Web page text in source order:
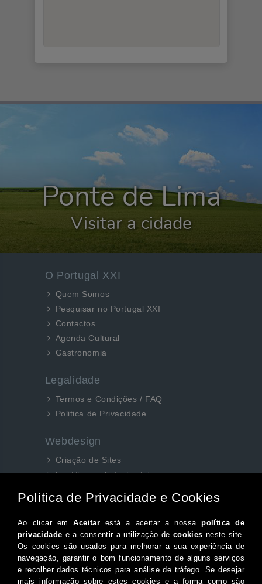
Ponte de Lima
Visitar a cidade
O Portugal XXI
Quem Somos
Pesquisar no Portugal XXI
Contactos
Agenda Cultural
Gastronomia
Legalidade
Termos e Condições / FAQ
Politica de Privacidade
Webdesign
Criação de Sites
Logótipos e Estacionários
Facebook
Instagram
Twitter
Canal do Youtube